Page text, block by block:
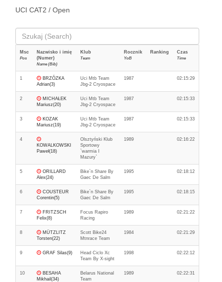
UCI CAT2 / Open
Msc
Pos
Nazwisko i imię
(Numer)
Name (Bib)
Klub
Team
Rocznik
YoB
Ranking Czas
Time
1
BRZÓZKA
Adrian(3)
Uci Mtb Team
Jbg-2 Cryospace
1987 02:15:29
2
MICHAŁEK
Mariusz(20)
Uci Mtb Team
Jbg-2 Cryospace
1987 02:15:33
3
KOZAK
Mariusz(19)
Uci Mtb Team
Jbg-2 Cryospace
1987 02:15:33
4
KOWALKOWSKI
Paweł(18)
Olsztyński Klub
Sportowy
`warmia I
Mazury`
1989 02:16:22
5
ORILLARD
Alex(24)
Bike`n Share By
Gaec De Salm
1995 02:18:12
6
COUSTEUR
Corentin(5)
Bike`n Share By
Gaec De Salm
1995 02:18:15
7
FRITZSCH
Felix(8)
Focus Rapiro
Racing
1989 02:21:22
8
MÜTZLITZ
Torsten(22)
Scott Bike24
Mtnrace Team
1984 02:21:29
9 GRAF Silas(9)
Head Ciclo Xc
Team By X-sight
1998 02:22:12
10
BESAHA
Mikhail(34)
Belarus National
Team
1989 02:22:31